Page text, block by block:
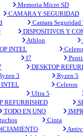
Memoria Micro SD
CAMARA Y SEGURIDAD
Camara
DISPOSITIVOS Y
Athlon
INTEL
I7
DESKTOP
3 Ryzen 5
INTEL
Celeron
Ultra 5
REFURBISHED
TODO EN UNO
Cinta